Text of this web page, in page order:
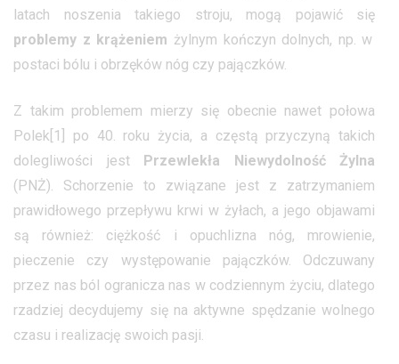
latach noszenia takiego stroju, mogą pojawić się
problemy z krążeniem żylnym kończyn dolnych, np. w
postaci bólu i obrzęków nóg czy pajączków.
Z takim problemem mierzy się obecnie nawet połowa
Polek[1] po 40. roku życia, a częstą przyczyną takich
dolegliwości jest
Przewlekła Niewydolność Żylna
(PNŻ). Schorzenie to związane jest z zatrzymaniem
prawidłowego przepływu krwi w żyłach, a jego objawami
są również: ciężkość i opuchlizna nóg, mrowienie,
pieczenie czy występowanie pajączków. Odczuwany
przez nas ból ogranicza nas w codziennym życiu, dlatego
rzadziej decydujemy się na aktywne spędzanie wolnego
czasu i realizację swoich pasji.